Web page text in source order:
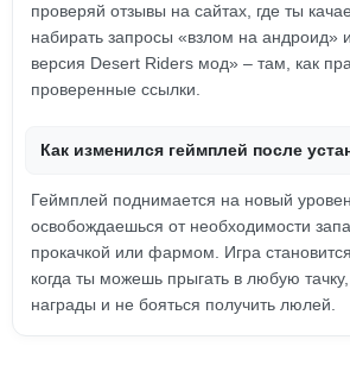
проверяй отзывы на сайтах, где ты
набирать запросы «взлом на андроид»
версия Desert Riders мод» – там, как
проверенные ссылки.
Как изменился геймплей после
Геймплей поднимается на новый
освобождаешься от необходимости
прокачкой или фармом. Игра
когда ты можешь прыгать в любую
награды и не бояться получить люлей.